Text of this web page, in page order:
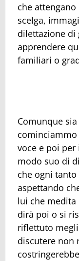
che
scelga,
dilettazione di
apprendere
familiari o
Comunque
voce e poi per
modo suo di
che ogni
aspettando
lui che
dirà poi o si
riflettuto
discutere non